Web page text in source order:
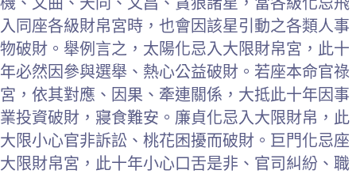
機、文曲、天同、文昌、貪狼諸星，當各級化忌飛
入同座各級財帛宮時，也會因該星引動之各類人事
物破財。舉例言之，太陽化忌入大限財帛宮，此十
年必然因參與選舉、熱心公益破財。若座本命官祿
宮，依其對應、因果、牽連關係，大抵此十年因事
業投資破財，寢食難安。廉貞化忌入大限財帛，此
大限小心官非訴訟、桃花困擾而破財。巨門化忌座
大限財帛宮，此十年小心口舌是非、官司糾紛、職